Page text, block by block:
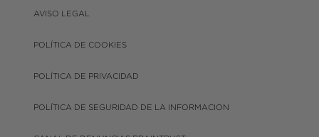
AVISO LEGAL
POLÍTICA DE COOKIES
POLÍTICA DE PRIVACIDAD
POLÍTICA DE SEGURIDAD DE LA INFORMACION